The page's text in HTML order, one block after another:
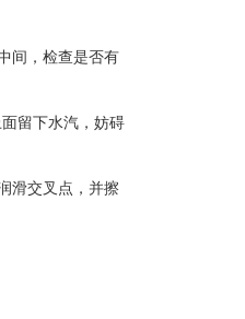
间，检查是否有
留下水汽，妨碍
滑交叉点，并擦